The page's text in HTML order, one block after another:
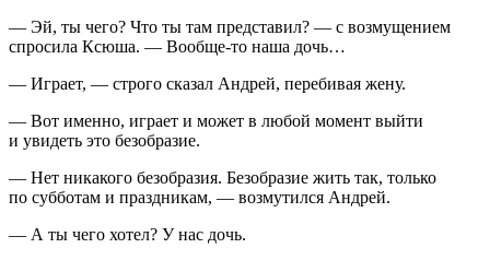
— Эй, ты чего? Что ты там представил? — с возмущением
спросила Ксюша. — Вообще-то наша дочь…
— Играет, — строго сказал Андрей, перебивая жену.
— Вот именно, играет и может в любой момент выйти
и увидеть это безобразие.
— Нет никакого безобразия. Безобразие жить так, только
по субботам и праздникам, — возмутился Андрей.
— А ты чего хотел? У нас дочь.